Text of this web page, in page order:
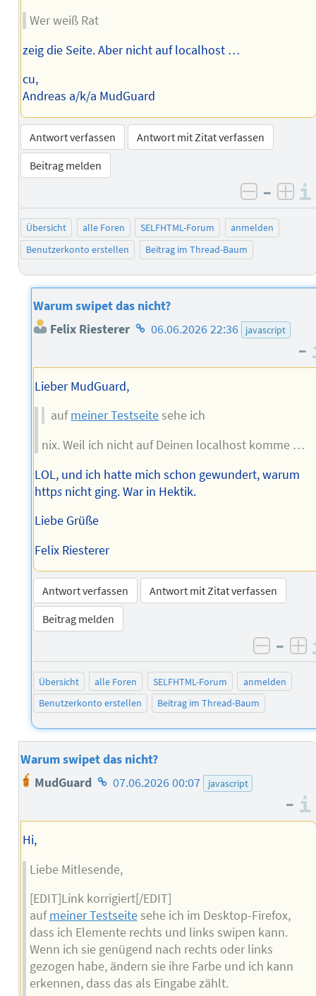
Wer weiß Rat
zeig die Seite. Aber nicht auf localhost …
cu,
Andreas a/k/a MudGuard
Antwort verfassen
Antwort mit Zitat verfassen
Beitrag melden
negativ
–
Übersicht alle Foren SELFHTML-Forum
anmelden
Benutzerkonto erstellen
Beitrag im Thread-Baum
Warum swipet das nicht?
Felix Riesterer Homepage
Autors
06.06.2026 22:36 javascript
–
Lieber MudGuard,
aufmeiner Testseitesehe ich
nix. Weil ich nicht auf Deinen localhost komme …
LOL, und ich hatte mich schon gewundert, warum
https nicht ging. War in Hektik.
Liebe Grüße
Felix Riesterer
Antwort verfassen
Antwort mit Zitat verfassen
Beitrag melden
–
Übersicht alle Foren SELFHTML-Forum
anmelden
Benutzerkonto erstellen
Beitrag im Thread-Baum
Warum swipet das nicht?
MudGuard Homepage
Autors
07.06.2026 00:07 javascript
–
Hi,
Liebe Mitlesende,
[EDIT]Link korrigiert[/EDIT]
aufmeiner Testseitesehe ich im Desktop-Firefox,
dass ich Elemente rechts und links swipen kann.
Wenn ich sie genügend nach rechts oder links
gezogen habe, ändern sie ihre Farbe und ich kann
erkennen, dass das als Eingabe zählt.